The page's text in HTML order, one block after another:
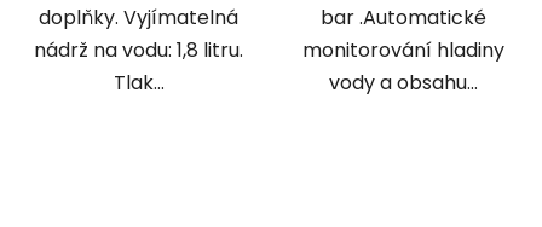
doplňky. Vyjímatelná
nádrž na vodu: 1,8 litru.
Tlak...
bar .Automatické
monitorování hladiny
vody a obsahu...